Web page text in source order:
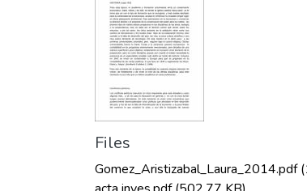
Files
Gomez_Aristizabal_Laura_2014.pdf